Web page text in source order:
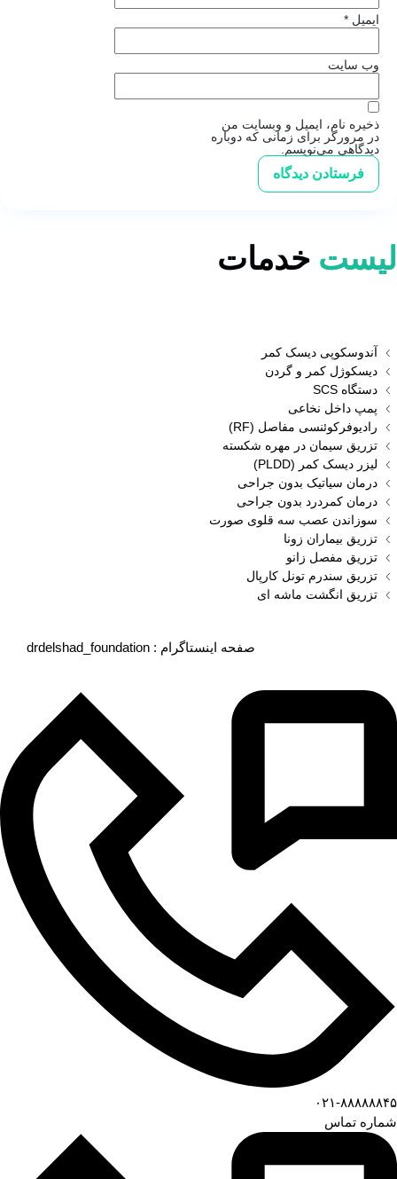
ایمیل *
وب‌ سایت
ذخیره نام، ایمیل و وبسایت من
در مرورگر برای زمانی که دوباره
دیدگاهی می‌نویسم.
لیست خدمات
آندوسکوپی دیسک کمر
دیسکوژل کمر و گردن
دستگاه SCS
پمپ داخل نخاعی
رادیوفرکوئنسی مفاصل (RF)
تزریق سیمان در مهره شکسته
لیزر دیسک کمر (PLDD)
درمان سیاتیک بدون جراحی
درمان کمردرد بدون جراحی
سوزاندن عصب سه قلوی صورت
تزریق بیماران زونا
تزریق مفصل زانو
تزریق سندرم تونل کارپال
تزریق انگشت ماشه‌ ای
drdelshad_foundation : صفحه اینستاگرام
۰۲۱-۸۸۸۸۸۸۴۵
شماره تماس